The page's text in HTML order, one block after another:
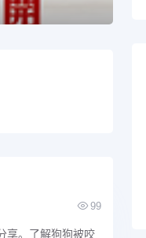
99
享。了解狗狗被咬